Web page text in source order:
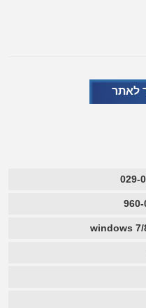
לאתר
029-
7/8/